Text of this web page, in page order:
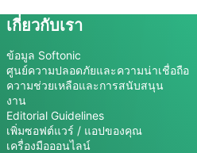
เกี่ยวกับเรา
ข้อมูล Softonic
ศูนย์ความปลอดภัยและความน่าเชื่อถือ
ความช่วยเหลือและการสนับสนุน
งาน
Editorial Guidelines
เพิ่มซอฟต์แวร์ / แอปของคุณ
เครื่องมือออนไลน์